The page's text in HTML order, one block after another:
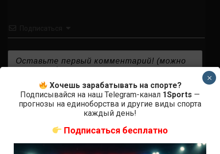
КОММЕНТАРИЕВ
Хочешь зарабатывать на спорте?
Подписывайся на наш Telegram-канал 1Sports —
прогнозы на единоборства и другие виды спорта
каждый день!
Подписаться бесплатно
×